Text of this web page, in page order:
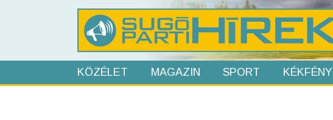
KÖZÉLET MAGAZIN SPORT KÉKFÉNY